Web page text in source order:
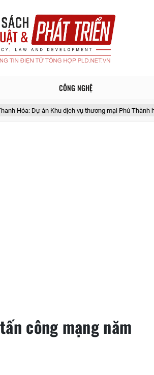
CÔNG NGHỆ
Khu dịch vụ thương mại Phú Thành hơn một thập
công mạng năm